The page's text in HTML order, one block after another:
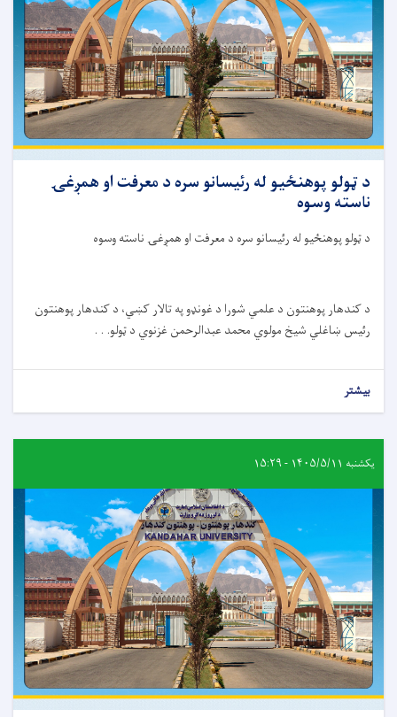
د ټولو پوهنځيو له رئیسانو سره د معرفت او همږغۍ
ناسته وسوه
د ټولو پوهنځيو له رئیسانو سره د معرفت او همږغۍ ناسته وسوه
د کندهار پوهنتون د علمي شورا د غونډو په تالار کښي، د کندهار پوهنتون
رئيس ښاغلي شيخ مولوي محمد عبدالرحمن غزنوي د ټولو. . .
بیشتر
یکشنبه ۱۴۰۵/۵/۱۱ - ۱۵:۲۹